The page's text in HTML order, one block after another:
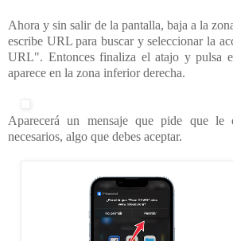
Ahora y sin salir de la pantalla, baja a la
escribe URL para buscar y seleccionar la
URL". Entonces finaliza el atajo y pulsa
aparece en la zona inferior derecha.
Aparecerá un mensaje que pide que le
necesarios, algo que debes aceptar.